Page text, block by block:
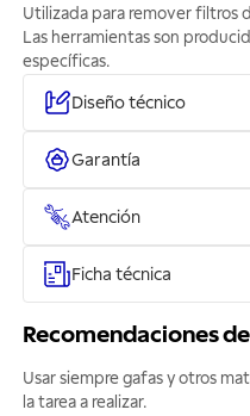
Utilizada para remover filtros
Las herramientas son
específicas.
Diseño técnico
Garantía
Atención
Ficha técnica
Recomendaciones
Usar siempre gafas y otros
la tarea a realizar.